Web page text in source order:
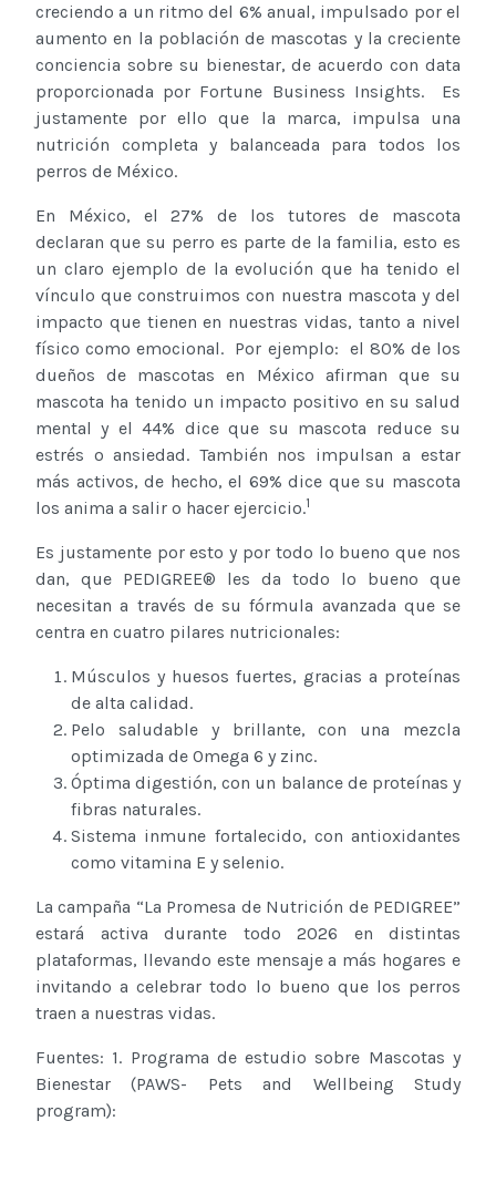
creciendo a un ritmo del 6% anual, impulsado por el
aumento en la población de mascotas y la creciente
conciencia sobre su bienestar, de acuerdo con data
proporcionada por Fortune Business Insights. Es
justamente por ello que la marca, impulsa una
nutrición completa y balanceada para todos los
perros de México.
En México, el 27% de los tutores de mascota
declaran que su perro es parte de la familia, esto es
un claro ejemplo de la evolución que ha tenido el
vínculo que construimos con nuestra mascota y del
impacto que tienen en nuestras vidas, tanto a nivel
físico como emocional. Por ejemplo: el 80% de los
dueños de mascotas en México afirman que su
mascota ha tenido un impacto positivo en su salud
mental y el 44% dice que su mascota reduce su
estrés o ansiedad. También nos impulsan a estar
más activos, de hecho, el 69% dice que su mascota
los anima a salir o hacer ejercicio.1
Es justamente por esto y por todo lo bueno que nos
dan, que PEDIGREE® les da todo lo bueno que
necesitan a través de su fórmula avanzada que se
centra en cuatro pilares nutricionales:
Músculos y huesos fuertes, gracias a proteínas
de alta calidad.
Pelo saludable y brillante, con una mezcla
optimizada de Omega 6 y zinc.
Óptima digestión, con un balance de proteínas y
fibras naturales.
Sistema inmune fortalecido, con antioxidantes
como vitamina E y selenio.
La campaña “La Promesa de Nutrición de PEDIGREE”
estará activa durante todo 2026 en distintas
plataformas, llevando este mensaje a más hogares e
invitando a celebrar todo lo bueno que los perros
traen a nuestras vidas.
Fuentes: 1. Programa de estudio sobre Mascotas y
Bienestar (PAWS- Pets and Wellbeing Study
program):